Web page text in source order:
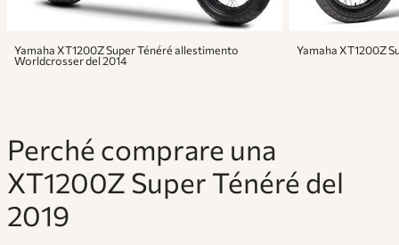
Yamaha XT1200Z Super Ténéré allestimento
Worldcrosser del 2014
Yamaha XT1200Z
Perché comprare una
XT1200Z Super Ténéré del
2019